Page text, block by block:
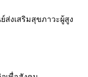
ส่งเสริมสุขภาวะผู้สูง